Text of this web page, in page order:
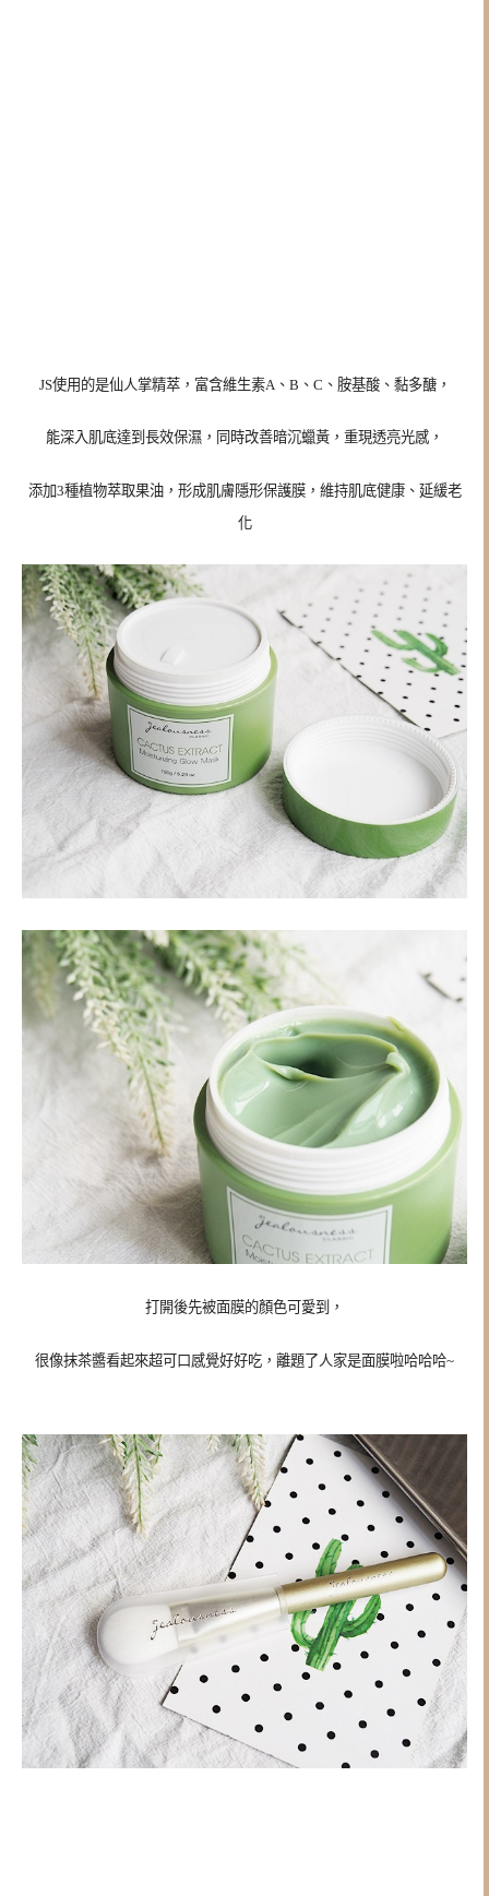
JS使用的是仙人掌精萃，富含維生素A、B、C、胺基酸、黏多醣，
能深入肌底達到長效保濕，同時改善暗沉蠟黃，重現透亮光感，
添加3種植物萃取果油，形成肌膚隱形保護膜，維持肌底健康、延緩老
化
打開後先被面膜的顏色可愛到，
很像抹茶醬看起來超可口感覺好好吃，離題了人家是面膜啦哈哈哈~